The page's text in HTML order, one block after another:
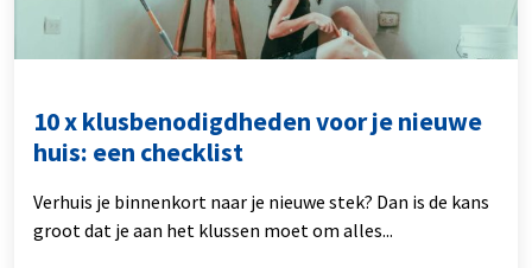
10 x klusbenodigdheden voor je nieuwe
huis: een checklist
Verhuis je binnenkort naar je nieuwe stek? Dan is de kans
groot dat je aan het klussen moet om alles...